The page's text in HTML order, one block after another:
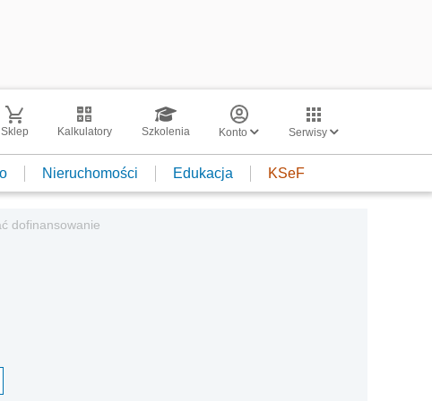
Sklep Kalkulatory Szkolenia Konto Serwisy
Nieruchomości Edukacja KSeF
dofinansowanie